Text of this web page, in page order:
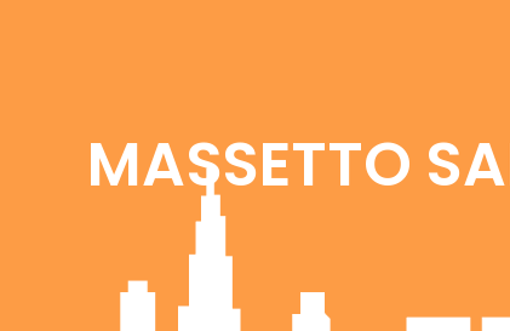
MASSETTO